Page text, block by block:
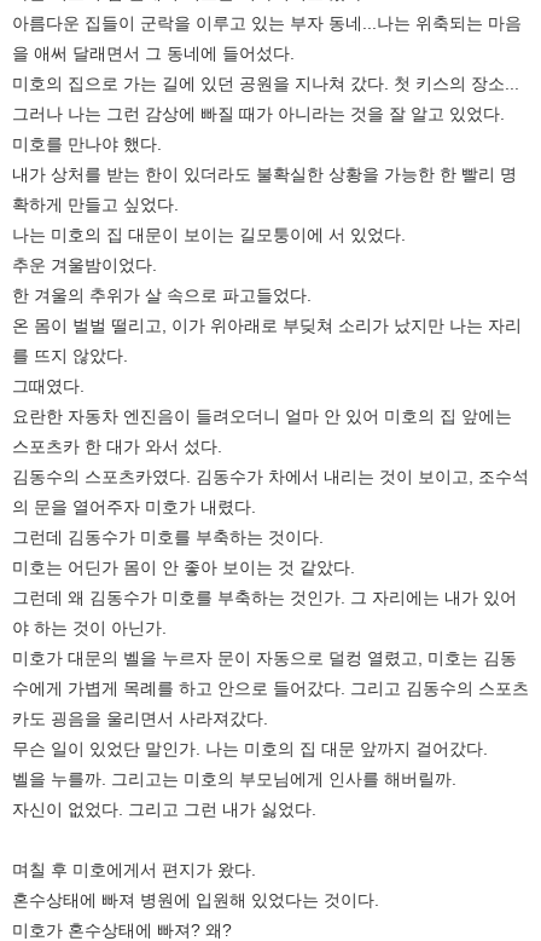
아름다운 집들이 군락을 이루고 있는 부자 동네...나는 위축되는 마음
을 애써 달래면서 그 동네에 들어섰다.
미호의 집으로 가는 길에 있던 공원을 지나쳐 갔다. 첫 키스의 장소...
그러나 나는 그런 감상에 빠질 때가 아니라는 것을 잘 알고 있었다.
미호를 만나야 했다.
내가 상처를 받는 한이 있더라도 불확실한 상황을 가능한 한 빨리 명
확하게 만들고 싶었다.
나는 미호의 집 대문이 보이는 길모퉁이에 서 있었다.
추운 겨울밤이었다.
한 겨울의 추위가 살 속으로 파고들었다.
온 몸이 벌벌 떨리고, 이가 위아래로 부딪쳐 소리가 났지만 나는 자리
를 뜨지 않았다.
그때였다.
요란한 자동차 엔진음이 들려오더니 얼마 안 있어 미호의 집 앞에는
스포츠카 한 대가 와서 섰다.
김동수의 스포츠카였다. 김동수가 차에서 내리는 것이 보이고, 조수석
의 문을 열어주자 미호가 내렸다.
그런데 김동수가 미호를 부축하는 것이다.
미호는 어딘가 몸이 안 좋아 보이는 것 같았다.
그런데 왜 김동수가 미호를 부축하는 것인가. 그 자리에는 내가 있어
야 하는 것이 아닌가.
미호가 대문의 벨을 누르자 문이 자동으로 덜컹 열렸고, 미호는 김동
수에게 가볍게 목례를 하고 안으로 들어갔다. 그리고 김동수의 스포츠
카도 굉음을 울리면서 사라져갔다.
무슨 일이 있었단 말인가. 나는 미호의 집 대문 앞까지 걸어갔다.
벨을 누를까. 그리고는 미호의 부모님에게 인사를 해버릴까.
자신이 없었다. 그리고 그런 내가 싫었다.
며칠 후 미호에게서 편지가 왔다.
혼수상태에 빠져 병원에 입원해 있었다는 것이다.
미호가 혼수상태에 빠져? 왜?